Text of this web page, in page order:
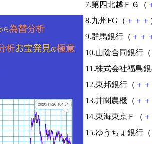
7.第四北越ＦＧ（
8.九州FG（ ＋ ＋ ＋
9.群馬銀行（ ＋ ＋
10.山陰合同銀行（
11.株式会社福島
12.東邦銀行（ ＋ ＋
13.井関農機（ ＋ ＋
14.東海東京Ｆ（ ＋
15.ゆうちょ銀行（